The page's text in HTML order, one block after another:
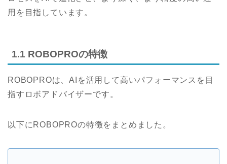
用を目指しています。
1.1 ROBOPROの特徴
ROBOPROは、AIを活用して高いパフォーマンスを目
指すロボアドバイザーです。
以下にROBOPROの特徴をまとめました。